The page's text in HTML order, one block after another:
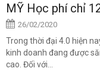
MỸ Học phí chỉ
26/02/2020
Trong thời đại 4.0 hiện
kinh doanh đang được
cao. Đối với...